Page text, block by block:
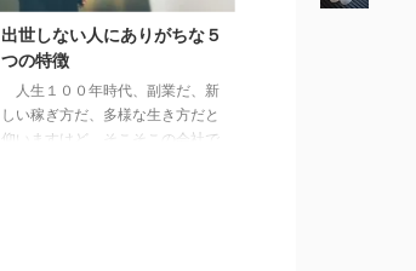
出世しない人にありがちな５
つの特徴
人生１００年時代、副業だ、新
しい稼ぎ方だ、多様な生き方だと
仰いますけど、そこそこの会社で